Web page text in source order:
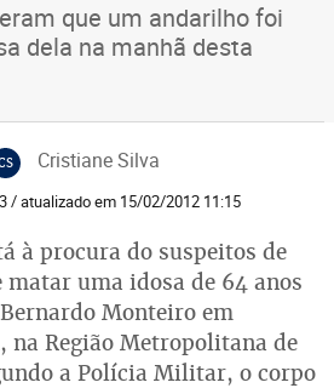
que um andarilho foi
dela na manhã desta
Cristiane Silva
/ atualizado em 15/02/2012 11:15
à procura do suspeitos de
matar uma idosa de 64 anos
Monteiro em
na Região Metropolitana de
a Polícia Militar, o corpo